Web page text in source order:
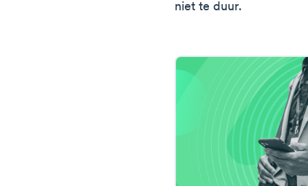
niet te duur.